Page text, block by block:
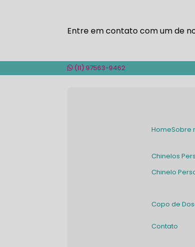
Entre em contato com um de
(11) 97563-9462
Home Sobre
Chinelos
Chinelo
Copo de
Contato